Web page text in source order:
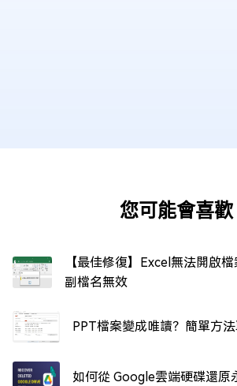
您可能會喜歡
【最佳修復】Excel無法開啟
副檔名無效
PPT檔案變成唯讀？簡單方
如何從 Google雲端硬碟還原